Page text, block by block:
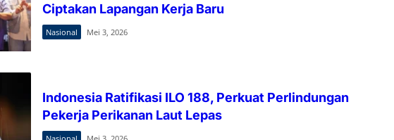
Ciptakan Lapangan Kerja Baru
Nasional Mei 3, 2026
Indonesia Ratifikasi ILO 188, Perkuat Perlindungan
Pekerja Perikanan Laut Lepas